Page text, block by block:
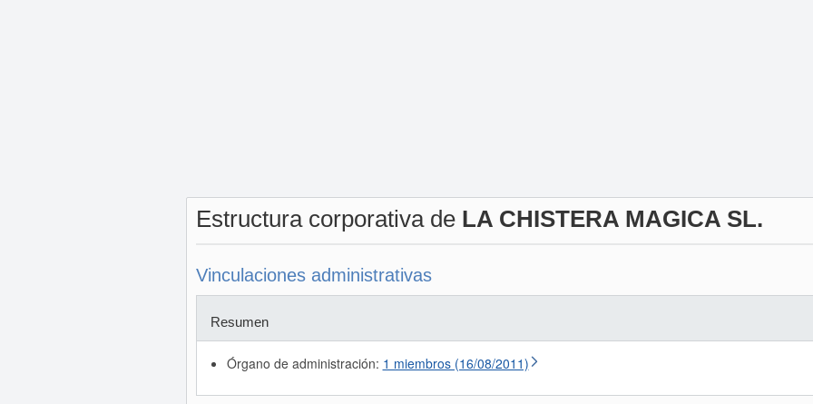
Estructura corporativa de LA CHISTERA MAGICA SL.
Vinculaciones administrativas
Resumen
Órgano de administración: 1 miembros (16/08/2011)